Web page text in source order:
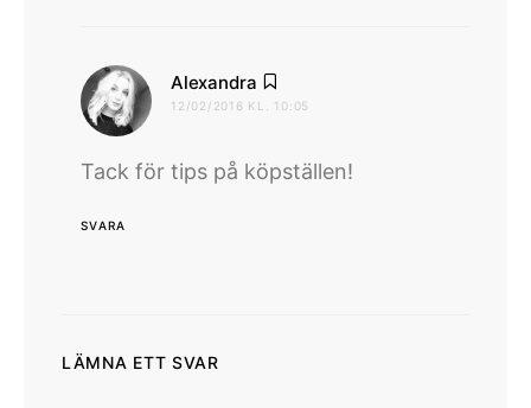
Alexandra
12/02/2016 KL. 10:05
Tack för tips på köpställen!
SVARA
LÄMNA ETT SVAR